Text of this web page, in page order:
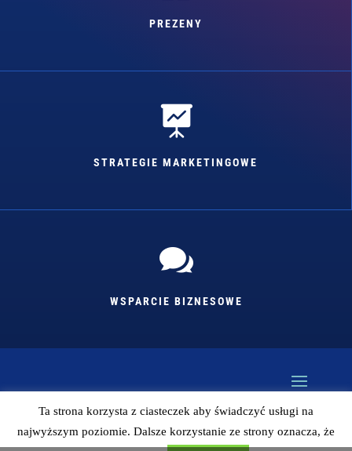
PREZENY

STRATEGIE MARKETINGOWE

WSPARCIE BIZNESOWE
Kopiowanie bez zgody autora zabronione (więc
Ta strona korzysta z ciasteczek aby świadczyć usługi na
najwyższym poziomie. Dalsze korzystanie ze strony oznacza, że